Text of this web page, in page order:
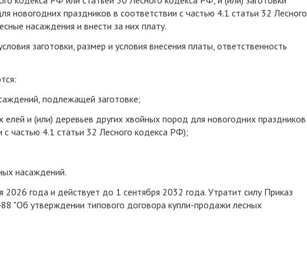
новогодних праздников в соответствии с частью 4.1 статьи 32 Лесного
насаждения и внести за них плату.
заготовки, размер и условия внесения платы, ответственность
подлежащей заготовке;
елей и (или) деревьев других хвойных пород для новогодних праздников
с частью 4.1 статьи 32 Лесного кодекса РФ);
насаждений.
2026 года и действует до 1 сентября 2032 года. Утратит силу Приказ
"Об утверждении типового договора купли-продажи лесных